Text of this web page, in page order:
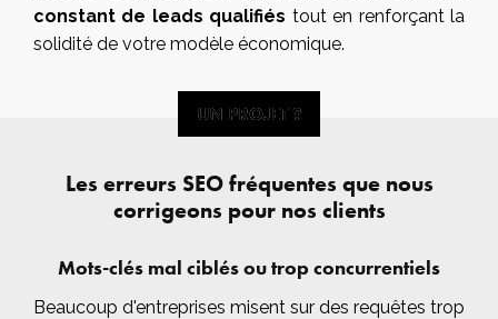
constant de leads qualifiés tout en renforçant la
solidité de votre modèle économique.
UN PROJET ?
UN PROJET ?
Les erreurs SEO fréquentes que nous
corrigeons pour nos clients
Mots-clés mal ciblés ou trop concurrentiels
Beaucoup d'entreprises misent sur des requêtes trop